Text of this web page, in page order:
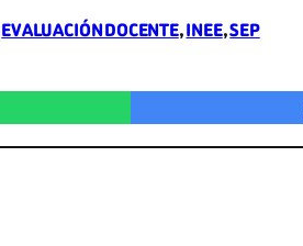
EVALUACIÓN DOCENTE, INEE, SEP